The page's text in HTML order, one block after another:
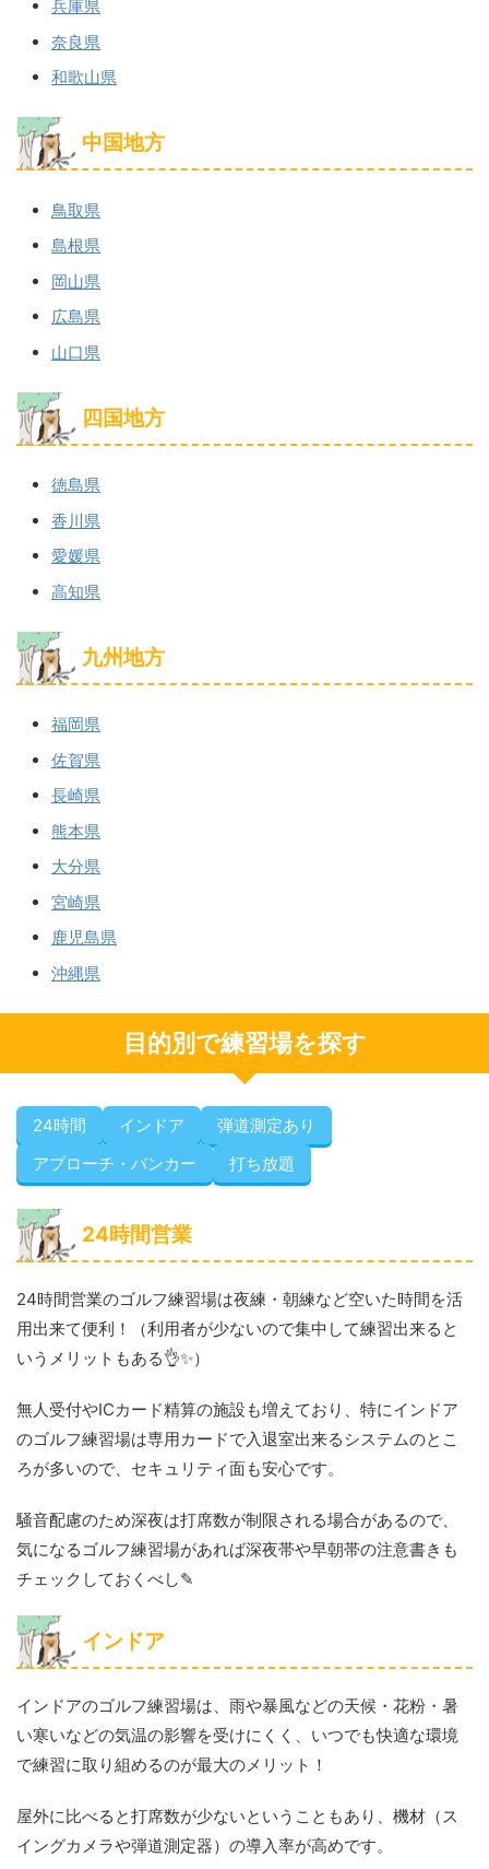
兵庫県
奈良県
和歌山県
中国地方
鳥取県
島根県
岡山県
広島県
山口県
四国地方
徳島県
香川県
愛媛県
高知県
九州地方
福岡県
佐賀県
長崎県
熊本県
大分県
宮崎県
鹿児島県
沖縄県
目的別で練習場を探す
24時間 インドア
弾道測定あり
アプローチ・バンカー
打ち放題
24時間営業
24時間営業のゴルフ練習場は夜練・朝練など空いた時間を活
用出来て便利！（利用者が少ないので集中して練習出来ると
いうメリットもある👌✨️）
無人受付やICカード精算の施設も増えており、特にインドア
のゴルフ練習場は専用カードで入退室出来るシステムのとこ
ろが多いので、セキュリティ面も安心です。
騒音配慮のため深夜は打席数が制限される場合があるので、
気になるゴルフ練習場があれば深夜帯や早朝帯の注意書きも
チェックしておくべし✎
インドア
インドアのゴルフ練習場は、雨や暴風などの天候・花粉・暑
い寒いなどの気温の影響を受けにくく、いつでも快適な環境
で練習に取り組めるのが最大のメリット！
屋外に比べると打席数が少ないということもあり、機材（ス
イングカメラや弾道測定器）の導入率が高めです。